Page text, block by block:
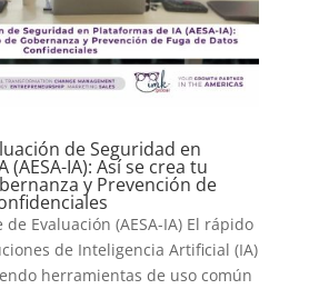
de Seguridad en
(AESA-IA): Así se crea tu
y Prevención de
Evaluación (AESA-IA) El rápido
de Inteligencia Artificial (IA)
herramientas de uso común